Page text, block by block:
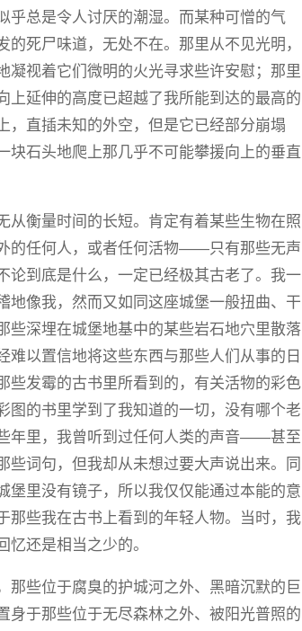
乎总是令人讨厌的潮湿。而某种可憎的气
死尸味道，无处不在。那里从不见光明，
凝视着它们微明的火光寻求些许安慰；那里
上延伸的高度已超越了我所能到达的最高的
，直插未知的外空，但是它已经部分崩塌
石头地爬上那几乎不可能攀援向上的垂直
从衡量时间的长短。肯定有着某些生物在照
的任何人，或者任何活物——只有那些无声
论到底是什么，一定已经极其古老了。我一
地像我，然而又如同这座城堡一般扭曲、干
些深埋在城堡地基中的某些岩石地穴里散落
以置信地将这些东西与那些人们从事的日
些发霉的古书里所看到的，有关活物的彩色
图的书里学到了我知道的一切，没有哪个老
年里，我曾听到过任何人类的声音——甚至
些词句，但我却从未想过要大声说出来。同
堡里没有镜子，所以我仅仅能通过本能的意
那些我在古书上看到的年轻人物。当时，我
还是相当之少的。
那些位于腐臭的护城河之外、黑暗沉默的巨
身于那些位于无尽森林之外、被阳光普照的